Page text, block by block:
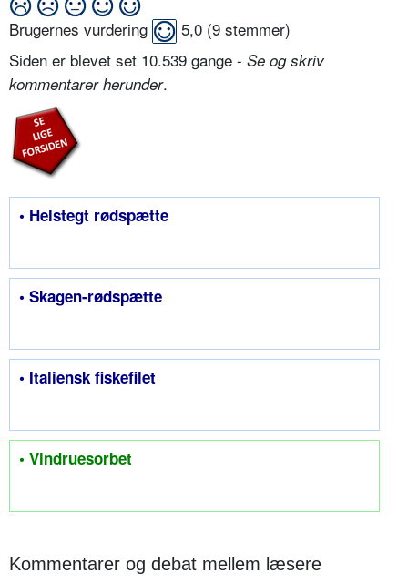
Brugernes vurdering 5,0 (9 stemmer)
Siden er blevet set 10.539 gange - Se og skriv
kommentarer herunder.
• Helstegt rødspætte
• Skagen-rødspætte
• Italiensk fiskefilet
• Vindruesorbet
Kommentarer og debat mellem læsere